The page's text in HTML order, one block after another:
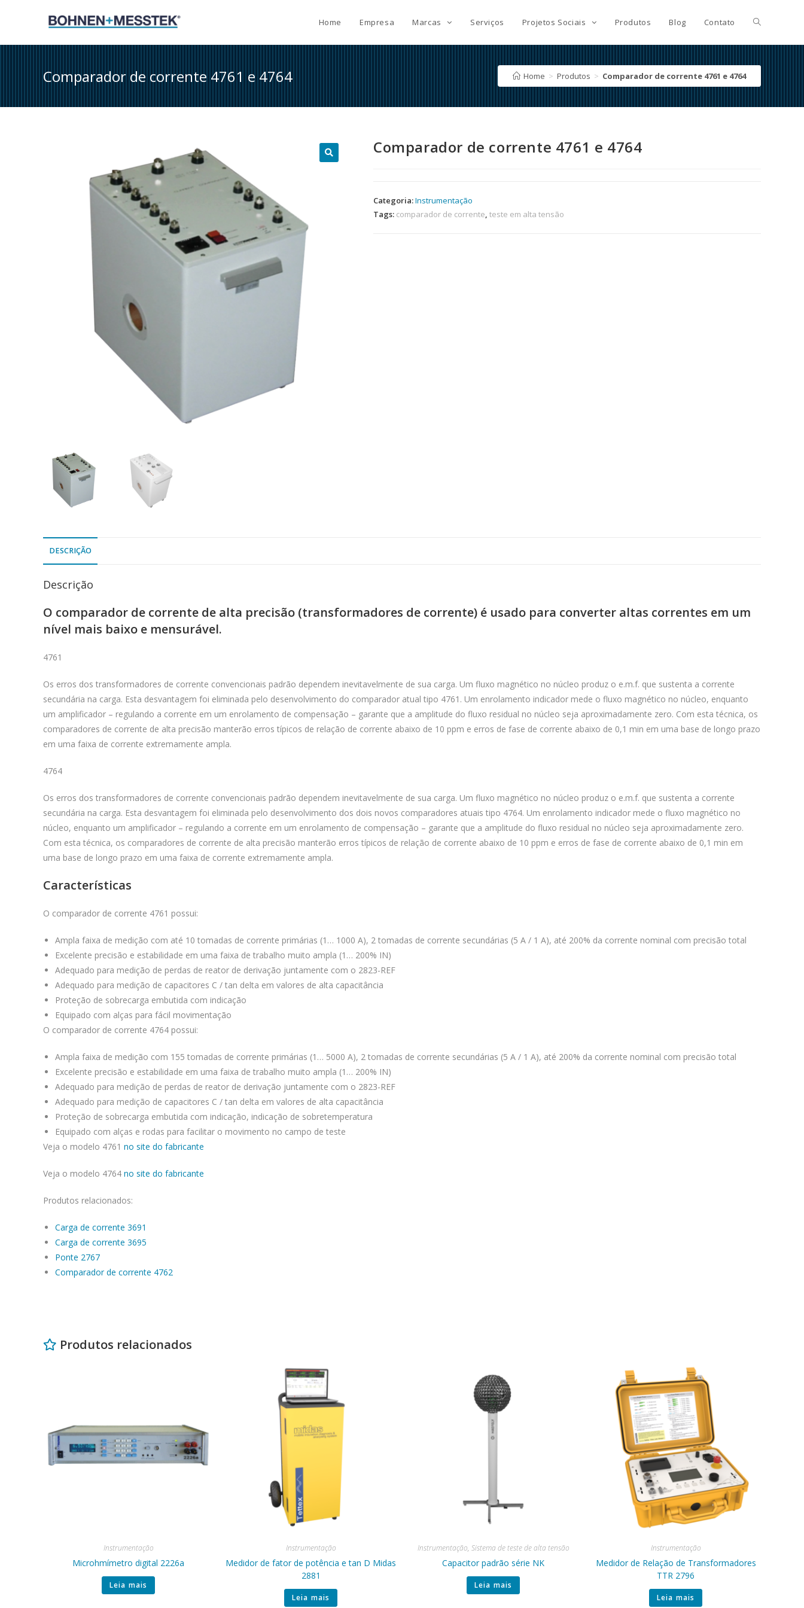
Home Empresa Marcas Serviços Projetos Sociais Produtos Blog Contato
Comparador de corrente 4761 e 4764 Home > Produtos > Comparador de corrente 4761 e 4764
Comparador de corrente 4761 e 4764
Categoria:Instrumentação
Tags: comparador de corrente, teste em alta tensão
DESCRIÇÃO
Descrição
O comparador de corrente de alta precisão (transformadores de corrente) é usado para converter altas correntes em um
nível mais baixo e mensurável.
4761
Os erros dos transformadores de corrente convencionais padrão dependem inevitavelmente de sua carga. Um fluxo magnético no núcleo produz o e.m.f. que sustenta a corrente
secundária na carga. Esta desvantagem foi eliminada pelo desenvolvimento do comparador atual tipo 4761. Um enrolamento indicador mede o fluxo magnético no núcleo, enquanto
um amplificador – regulando a corrente em um enrolamento de compensação – garante que a amplitude do fluxo residual no núcleo seja aproximadamente zero. Com esta técnica, os
comparadores de corrente de alta precisão manterão erros típicos de relação de corrente abaixo de 10 ppm e erros de fase de corrente abaixo de 0,1 min em uma base de longo prazo
em uma faixa de corrente extremamente ampla.
4764
Os erros dos transformadores de corrente convencionais padrão dependem inevitavelmente de sua carga. Um fluxo magnético no núcleo produz o e.m.f. que sustenta a corrente
secundária na carga. Esta desvantagem foi eliminada pelo desenvolvimento dos dois novos comparadores atuais tipo 4764. Um enrolamento indicador mede o fluxo magnético no
núcleo, enquanto um amplificador – regulando a corrente em um enrolamento de compensação – garante que a amplitude do fluxo residual no núcleo seja aproximadamente zero.
Com esta técnica, os comparadores de corrente de alta precisão manterão erros típicos de relação de corrente abaixo de 10 ppm e erros de fase de corrente abaixo de 0,1 min em
uma base de longo prazo em uma faixa de corrente extremamente ampla.
Características
O comparador de corrente 4761 possui:
Ampla faixa de medição com até 10 tomadas de corrente primárias (1… 1000 A), 2 tomadas de corrente secundárias (5 A / 1 A), até 200% da corrente nominal com precisão total
Excelente precisão e estabilidade em uma faixa de trabalho muito ampla (1… 200% IN)
Adequado para medição de perdas de reator de derivação juntamente com o 2823-REF
Adequado para medição de capacitores C / tan delta em valores de alta capacitância
Proteção de sobrecarga embutida com indicação
Equipado com alças para fácil movimentação
O comparador de corrente 4764 possui:
Ampla faixa de medição com 155 tomadas de corrente primárias (1… 5000 A), 2 tomadas de corrente secundárias (5 A / 1 A), até 200% da corrente nominal com precisão total
Excelente precisão e estabilidade em uma faixa de trabalho muito ampla (1… 200% IN)
Adequado para medição de perdas de reator de derivação juntamente com o 2823-REF
Adequado para medição de capacitores C / tan delta em valores de alta capacitância
Proteção de sobrecarga embutida com indicação, indicação de sobretemperatura
Equipado com alças e rodas para facilitar o movimento no campo de teste
Veja o modelo 4761 no site do fabricante
Veja o modelo 4764 no site do fabricante
Produtos relacionados:
Carga de corrente 3691
Carga de corrente 3695
Ponte 2767
Comparador de corrente 4762
Produtos relacionados
Instrumentação
Microhmímetro digital 2226a
Leia mais
Instrumentação
Medidor de fator de potência e tan D Midas
2881
Leia mais
Instrumentação, Sistema de teste de alta tensão
Capacitor padrão série NK
Leia mais
Instrumentação
Medidor de Relação de Transformadores
TTR 2796
Leia mais